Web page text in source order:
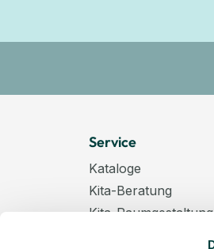
Service
Kataloge
Kita-Beratung
Kita-Raumgestaltung